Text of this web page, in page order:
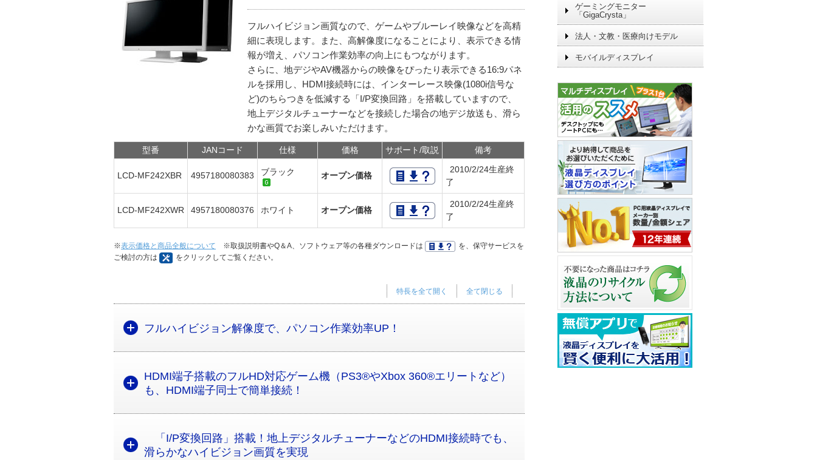
フルハイビジョン画質なので、ゲームやブルーレイ映像などを高精
細に表現します。また、高解像度になることにより、表示できる情
報が増え、パソコン作業効率の向上にもつながります。
さらに、地デジやAV機器からの映像をぴったり表示できる16:9パネ
ルを採用し、HDMI接続時には、インターレース映像(1080i信号な
ど)のちらつきを低減する「I/P変換回路」を搭載していますので、
地上デジタルチューナーなどを接続した場合の地デジ放送も、滑ら
かな画質でお楽しみいただけます。
型番 JANコード 仕様 価格 サポート/取説 備考
LCD-MF242XBR 4957180080383 ブラック オープン価格
2010/2/24生産終
了
LCD-MF242XWR 4957180080376 ホワイト オープン価格
2010/2/24生産終
了
※表示価格と商品全般について ※取扱説明書やQ＆A、ソフトウェア等の各種ダウンロードは
を、保守サービスを
ご検討の方は
をクリックしてご覧ください。
全て閉じる
特長を全て開く
フルハイビジョン解像度で、パソコン作業効率UP！
HDMI端子搭載のフルHD対応ゲーム機（PS3®やXbox 360®エリートなど）
も、HDMI端子同士で簡単接続！
「I/P変換回路」搭載！地上デジタルチューナーなどのHDMI接続時でも、
滑らかなハイビジョン画質を実現
ゲーミングモニター
「GigaCrysta」
法人・文教・医療向けモデル
モバイルディスプレイ